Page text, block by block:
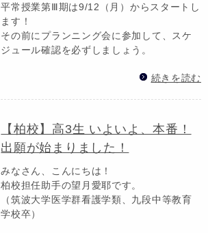
平常授業第Ⅲ期は9/12（月）からスタートし
ます！
その前にプランニング会に参加して、スケ
ジュール確認を必ずしましょう。
続きを読む
【柏校】高3生 いよいよ、本番！
出願が始まりました！
みなさん、こんにちは！
柏校担任助手の望月愛耶です。
（筑波大学医学群看護学類、九段中等教育
学校卒）